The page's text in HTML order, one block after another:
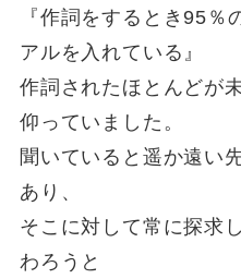
『作詞をするとき95％
アルを入れている』
作詞されたほとんどが
仰っていました。
聞いていると遥か遠い
あり、
そこに対して常に探求
わろうと